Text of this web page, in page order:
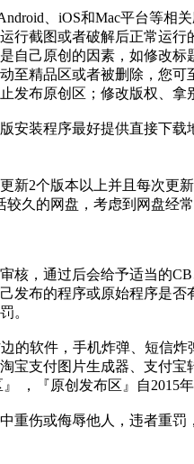
、iOS和Mac平台等相关
行截图或者破解后正常运
己原创的因素，如修改标
精品区或者被删除，您可
布原创区；修改版权、拿
安装程序最好提供直接下
新2个版本以上并且每次更
久的网盘，考虑到网盘经
核，通过后会给予适当的
发布的程序或原始程序是
。
的软件，手机炸弹、短信
宝支付图片生成器、支付
，『原创发布区』自2015
重伤或侮辱他人，违者重